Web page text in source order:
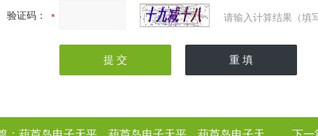
验证码： 请输入计算结果（填